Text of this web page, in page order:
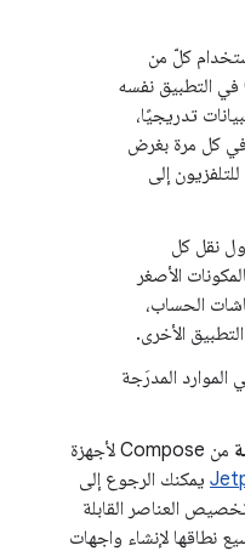
كلّ من
Leanback وCompose في التطبيق نفسه
تدريجيًا،
في كل مرة بغرض
إلى
نقل كل
الأصغر
الحساب،
الأخرى.
الموارد المدرَجة
من Compose لأجهزة
يمكنك الرجوع إلى
العناصر القابلة
نطاقها لإنشاء واجهات